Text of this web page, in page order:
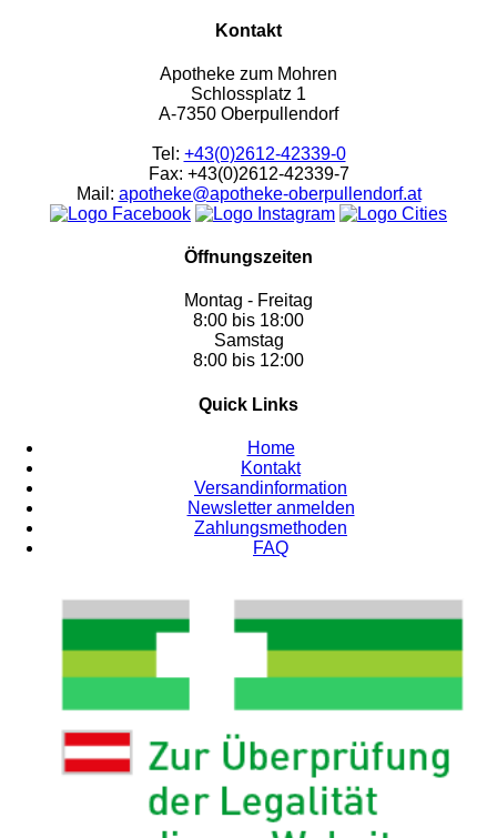
Kontakt
Apotheke zum Mohren
Schlossplatz 1
A-7350 Oberpullendorf
Tel: +43(0)2612-42339-0
Fax: +43(0)2612-42339-7
Mail: apotheke@apotheke-oberpullendorf.at
Öffnungszeiten
Montag - Freitag
8:00 bis 18:00
Samstag
8:00 bis 12:00
Quick Links
Home
Kontakt
Versandinformation
Newsletter anmelden
Zahlungsmethoden
FAQ